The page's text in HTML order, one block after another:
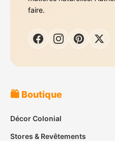
faire.
🛍️ Boutique
Décor Colonial
Stores & Revêtements